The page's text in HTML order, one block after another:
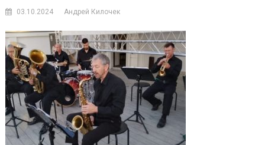
03.10.2024 Андрей Килочек